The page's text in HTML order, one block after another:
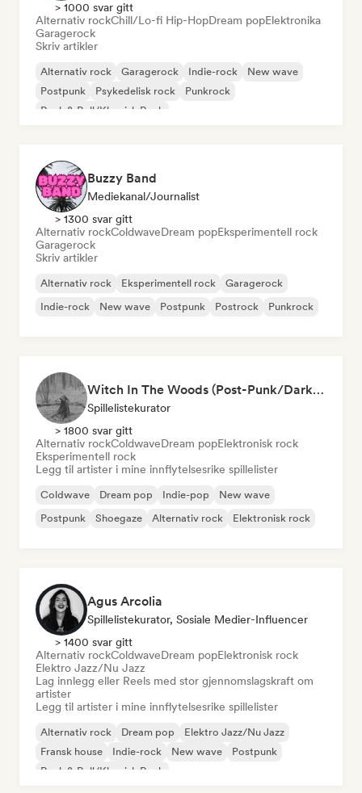
> 1000 svar gitt
Alternativ rockChill/Lo-fi Hip-HopDream popElektronika
Garagerock
Skriv artikler
Alternativ rock Garagerock Indie-rock
New wave
Postpunk
Psykedelisk rock
Punkrock
Rock & Roll/Klassisk Rock
Buzzy Band
Mediekanal/journalist
> 1300 svar gitt
Alternativ rockColdwaveDream popEksperimentell rock
Garagerock
Skriv artikler
Alternativ rock Eksperimentell rock
Garagerock
Indie-rock
New wave Postpunk Postrock Punkrock
Witch In The Woods (Post-Punk/Darkwave/New Goth/Emo indie-pop)
Spillelistekurator
> 1800 svar gitt
Alternativ rockColdwaveDream popElektronisk rock
Eksperimentell rock
Legg til artister i mine innflytelsesrike spillelister
Coldwave Dream pop Indie-pop
New wave
Postpunk
Shoegaze Alternativ rock Elektronisk rock
Agus Arcolia
Spillelistekurator, Sosiale Medier-Influencer
> 1400 svar gitt
Alternativ rockColdwaveDream popElektronisk rock
Elektro Jazz/Nu Jazz
Lag innlegg eller Reels med stor gjennomslagskraft om
artister
Legg til artister i mine innflytelsesrike spillelister
Alternativ rock Dream pop
Elektro Jazz/Nu Jazz
Fransk house
Indie-rock New wave
Postpunk
Rock & Roll/Klassisk Rock